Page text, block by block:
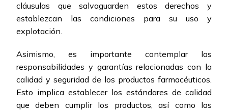
cláusulas que salvaguarden estos derechos y
establezcan las condiciones para su uso y
explotación.
Asimismo, es importante contemplar las
responsabilidades y garantías relacionadas con la
calidad y seguridad de los productos farmacéuticos.
Esto implica establecer los estándares de calidad
que deben cumplir los productos, así como las